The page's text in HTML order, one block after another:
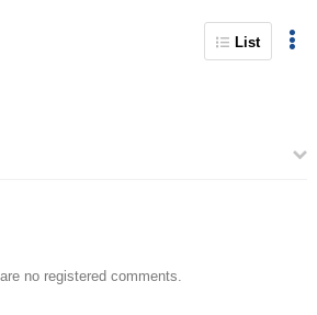
List
no registered comments.